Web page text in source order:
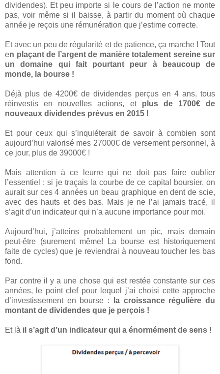
dividendes). Et peu importe si le cours de l’action ne monte
pas, voir même si il baisse, à partir du moment où chaque
année je reçois une rémunération que j’estime correcte.
Et avec un peu de régularité et de patience, ça marche ! Tout
en plaçant de l’argent de manière totalement sereine sur
un domaine qui fait pourtant peur à beaucoup de
monde, la bourse !
Déjà plus de 4200€ de dividendes perçus en 4 ans, tous
réinvestis en nouvelles actions, et plus de 1700€ de
nouveaux dividendes prévus en 2015 !
Et pour ceux qui s’inquiéterait de savoir à combien sont
aujourd’hui valorisé mes 27000€ de versement personnel, à
ce jour, plus de 39000€ !
Mais attention à ce leurre qui ne doit pas faire oublier
l’essentiel : si je traçais la courbe de ce capital boursier, on
aurait sur ces 4 années un beau graphique en dent de scie,
avec des hauts et des bas. Mais je ne l’ai jamais tracé, il
s’agit d’un indicateur qui n’a aucune importance pour moi.
Aujourd’hui, j’atteins probablement un pic, mais demain
peut-être (surement même! La bourse est historiquement
faite de cycles) que je reviendrai à nouveau toucher les bas
fond.
Par contre il y a une chose qui est restée constante sur ces
années, le point clef pour lequel j’ai choisi cette approche
d’investissement en bourse :
la croissance régulière du
montant de dividendes que je perçois !
Et là il s’agit d’un indicateur qui a énormément de sens !